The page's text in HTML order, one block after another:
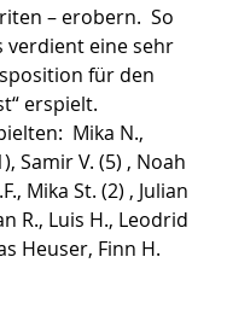
– erobern.  So
verdient eine sehr
für den
erspielt.
Mika N.,
Samir V. (5) , Noah
Mika St. (2) , Julian
R., Luis H., Leodrid
Heuser, Finn H.